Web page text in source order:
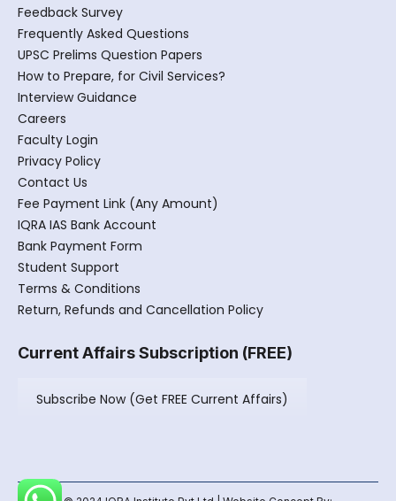
Feedback Survey
Frequently Asked Questions
UPSC Prelims Question Papers
How to Prepare, for Civil Services?
Interview Guidance
Careers
Faculty Login
Privacy Policy
Contact Us
Fee Payment Link (Any Amount)
IQRA IAS Bank Account
Bank Payment Form
Student Support
Terms & Conditions
Return, Refunds and Cancellation Policy
Current Affairs Subscription (FREE)
Subscribe Now (Get FREE Current Affairs)